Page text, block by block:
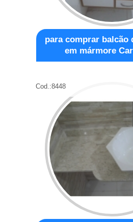
para comprar balcão
em mármore
Cod.:8448